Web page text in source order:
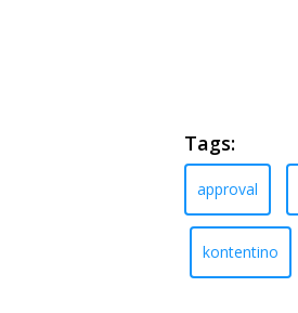
Tags:
approval
kontentino